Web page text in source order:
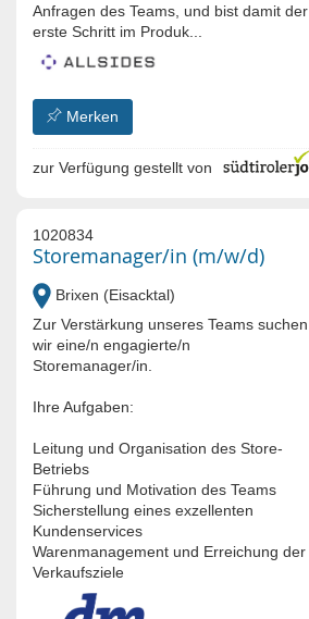
Anfragen des Teams, und bist damit der
erste Schritt im Produk...
Merken
zur Verfügung gestellt von
1020834
Storemanager/in (m/w/d)
Brixen (Eisacktal)
Zur Verstärkung unseres Teams suchen
wir eine/n engagierte/n
Storemanager/in.
Ihre Aufgaben:
Leitung und Organisation des Store-
Betriebs
Führung und Motivation des Teams
Sicherstellung eines exzellenten
Kundenservices
Warenmanagement und Erreichung der
Verkaufsziele